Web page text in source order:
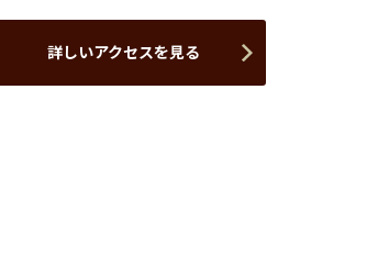
詳しいアクセスを見る